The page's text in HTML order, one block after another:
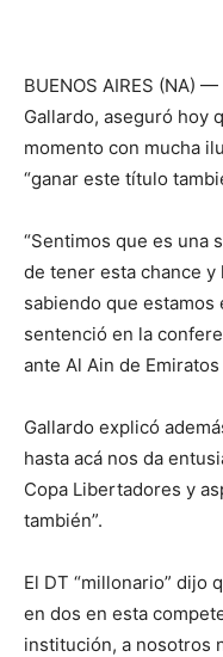
BUENOS AIRES (NA)
Gallardo, aseguró hoy
momento con mucha
“ganar este título
“Sentimos que es una
de tener esta chance y
sabiendo que estamos
sentenció en la
ante Al Ain de
Gallardo explicó
hasta acá nos da
Copa Libertadores y
también”.
El DT “millonario” dijo
en dos en esta
institución, a nosotros